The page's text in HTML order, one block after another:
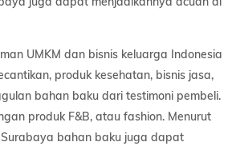
UMKM dan bisnis keluarga Indonesia
produk kesehatan, bisnis jasa,
bahan baku dari testimoni pembeli.
produk F&B, atau fashion. Menurut
Surabaya bahan baku juga dapat